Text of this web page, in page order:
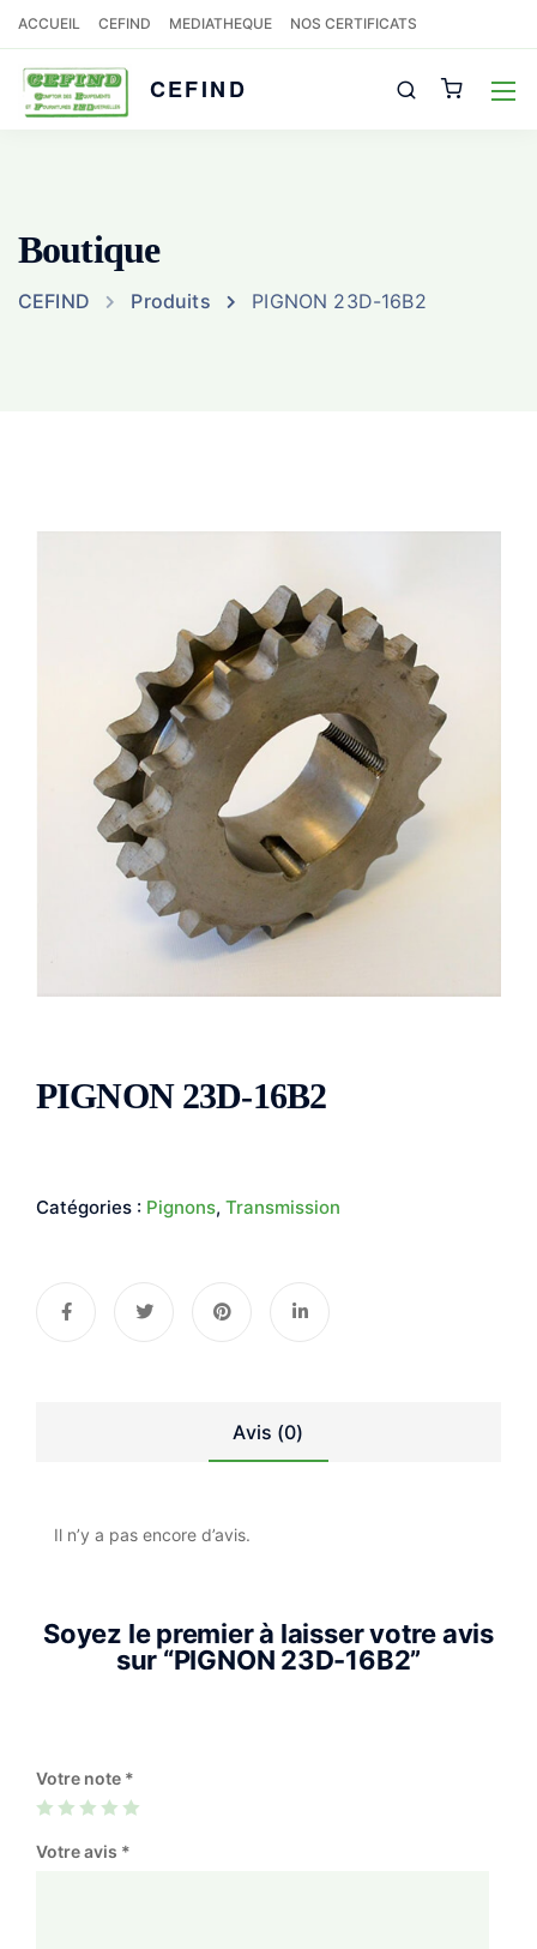
ACCUEIL CEFIND MEDIATHEQUE NOS CERTIFICATS
CEFIND
Boutique
CEFIND Produits PIGNON 23D-16B2
PIGNON 23D-16B2
Catégories : Pignons, Transmission
Avis (0)
Il n’y a pas encore d’avis.
Soyez le premier à laisser votre avis
sur “PIGNON 23D-16B2”
Votre note *
Votre avis *